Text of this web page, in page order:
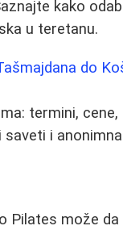
kako
u teretanu.
do
termini,
i
Pilates može